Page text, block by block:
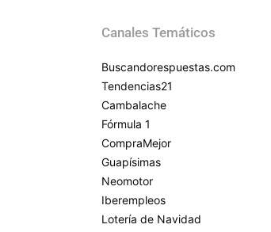
Canales Temáticos
Buscandorespuestas.com
Tendencias21
Cambalache
Fórmula 1
CompraMejor
Guapísimas
Neomotor
Iberempleos
Lotería de Navidad